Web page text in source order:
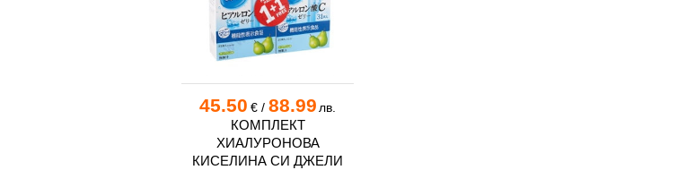
45.50 €/ 88.99 лв.
КОМПЛЕКТ
ХИАЛУРОНОВА
КИСЕЛИНА СИ ДЖЕЛИ